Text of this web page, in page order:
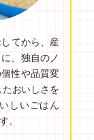
てから、産
、独自のノ
性や品質変
おいしさを
しいごはん
。